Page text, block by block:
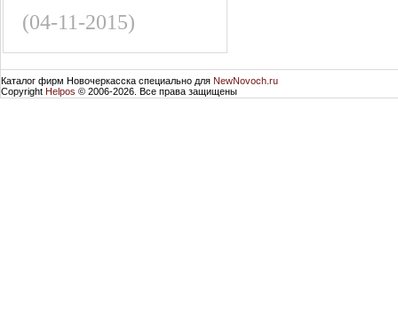
(04-11-2015)
Каталог фирм Новочеркасска специально для NewNovoch.ru
Copyright Helpos © 2006-2026. Все права защищены